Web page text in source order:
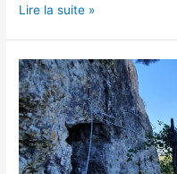
La
du
Vidourle
à
Saint-
Sériès
Lire la suite »